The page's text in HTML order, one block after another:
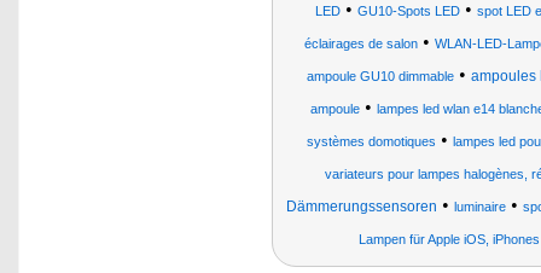
LED• GU10-Spots LED• spot LED
éclairages de salon• WLAN-LED-
ampoule GU10 dimmable • ampoules
ampoule• lampes led wlan e14
systèmes domotiques • lampes led
variateurs pour lampes halogènes,
Dämmerungssensoren • luminaire•
Lampen für Apple iOS,